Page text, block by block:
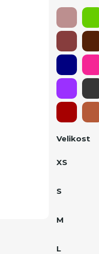
Velikost
XS
S
M
L